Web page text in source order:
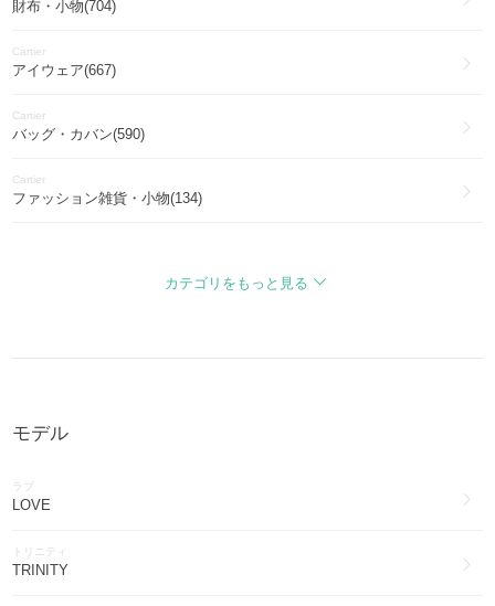
財布・小物(704)
Cartier
アイウェア(667)
Cartier
バッグ・カバン(590)
Cartier
ファッション雑貨・小物(134)
Cartier
カテゴリをもっと見る
モデル
ラブ
LOVE
トリニティ
TRINITY